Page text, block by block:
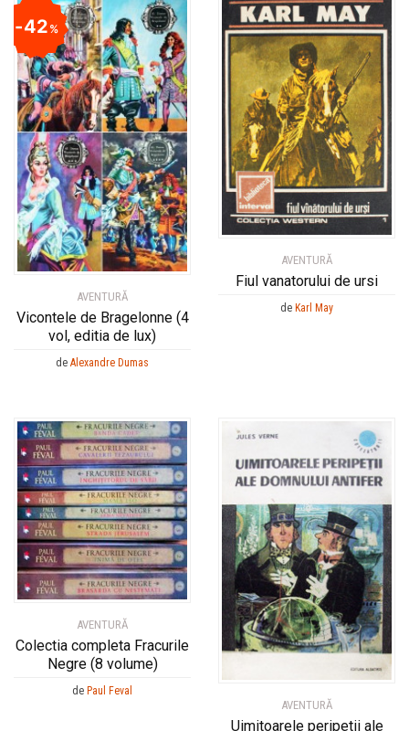
AVENTURĂ
Vicontele de Bragelonne (4
vol, editia de lux)
42%
de Alexandre Dumas
AVENTURĂ
Fiul vanatorului de ursi
de Karl May
AVENTURĂ
Colectia completa Fracurile
Negre (8 volume)
de Paul Feval
AVENTURĂ
Uimitoarele peripetii ale